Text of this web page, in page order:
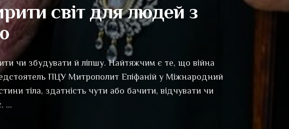
світ для людей з
чи збудувати й ліпшу. Найтяжчим є те, що війна
ПЦУ Митрополит Епіфаній у Міжнародний
тіла, здатність чути або бачити, відчувати чи
…